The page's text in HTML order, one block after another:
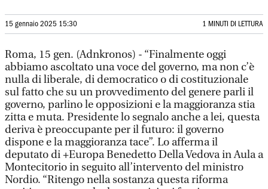
15 gennaio 2025 15:30 1 MINUTI DI LETTURA
Roma, 15 gen. (Adnkronos) - “Finalmente oggi
abbiamo ascoltato una voce del governo, ma non c’è
nulla di liberale, di democratico o di costituzionale
sul fatto che su un provvedimento del genere parli il
governo, parlino le opposizioni e la maggioranza stia
zitta e muta. Presidente lo segnalo anche a lei, questa
deriva è preoccupante per il futuro: il governo
dispone e la maggioranza tace”. Lo afferma il
deputato di +Europa Benedetto Della Vedova in Aula a
Montecitorio in seguito all’intervento del ministro
Nordio. “Ritengo nella sostanza questa riforma